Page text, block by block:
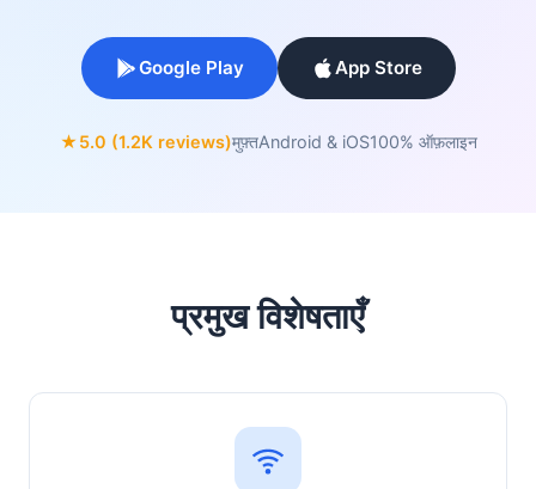
Google Play App Store
★5.0 (1.2K reviews)मुफ़्तAndroid & iOS100% ऑफ़लाइन
प्रमुख विशेषताएँ